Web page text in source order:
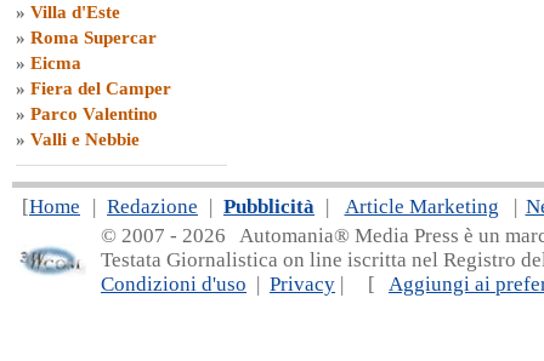
» Villa d'Este
» Roma Supercar
» Eicma
» Fiera del Camper
» Parco Valentino
» Valli e Nebbie
[Home | Redazione | Pubblicità | Article Marketing |
© 2007 - 2026 Automania® Media Press è un
Testata Giornalistica on line iscritta nel Registro
Condizioni d'uso | Privacy | [ Aggiungi ai